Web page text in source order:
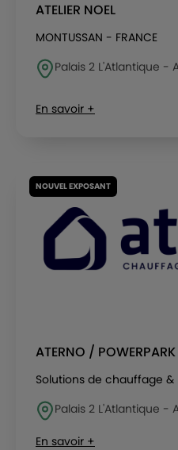
ATELIER NOEL
MONTUSSAN - FRANCE
Palais 2 L'Atlantique -
En savoir +
NOUVEL EXPOSANT
ATERNO / POWERPARK
Solutions de chauffage &
Palais 2 L'Atlantique -
En savoir +